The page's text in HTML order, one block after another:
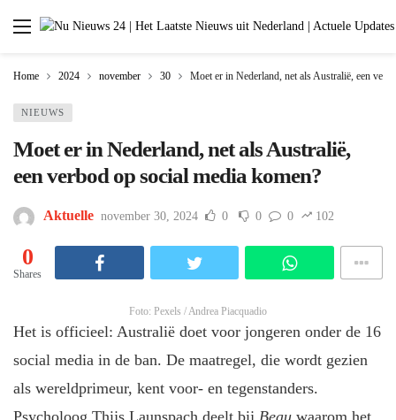
Home 2024 november 30 Moet er in Nederland, net als Australië, een
NIEUWS
Moet er in Nederland, net als Australië,
een verbod op social media komen?
Aktuelle november 30, 2024 0 0 0 102
0
Shares
Foto: Pexels / Andrea Piacquadio
Het is officieel: Australië doet voor jongeren onder de 16
social media in de ban. De maatregel, die wordt gezien
als wereldprimeur, kent voor- en tegenstanders.
Psycholoog Thijs Launspach deelt bij Beauwaarom het